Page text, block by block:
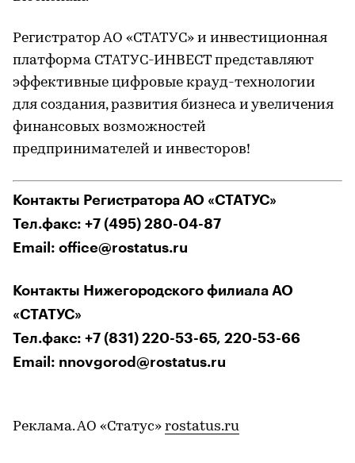
Регистратор АО «СТАТУС» и инвестиционная
платформа СТАТУС-ИНВЕСТ представляют
эффективные цифровые крауд-технологии
для создания, развития бизнеса и увеличения
финансовых возможностей
предпринимателей и инвесторов!
Контакты Регистратора АО «СТАТУС»
Тел.факс: +7 (495) 280-04-87
Email: office@rostatus.ru
Контакты Нижегородского филиала АО
«СТАТУС»
Тел.факс: +7 (831) 220-53-65, 220-53-66
Email: nnovgorod@rostatus.ru
Реклама. АО «Статус» rostatus.ru